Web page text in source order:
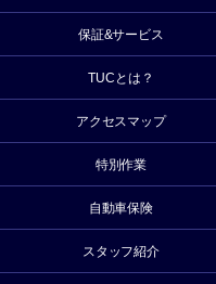
保証&サービス
TUCとは？
アクセスマップ
特別作業
自動車保険
スタッフ紹介